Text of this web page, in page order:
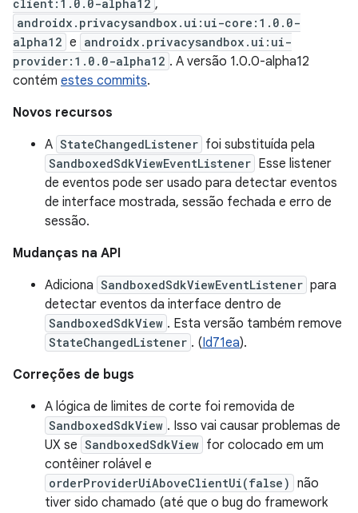
client:1.0.0-alpha12 ,
androidx.privacysandbox.ui:ui-core:1.0.0-
alpha12 e androidx.privacysandbox.ui:ui-
provider:1.0.0-alpha12 . A versão 1.0.0-alpha12
contém estes commits.
Novos recursos
A StateChangedListener foi substituída pela
SandboxedSdkViewEventListener Esse listener
de eventos pode ser usado para detectar eventos
de interface mostrada, sessão fechada e erro de
sessão.
Mudanças na API
Adiciona SandboxedSdkViewEventListener para
detectar eventos da interface dentro de
SandboxedSdkView . Esta versão também remove
StateChangedListener . (Id71ea).
Correções de bugs
A lógica de limites de corte foi removida de
SandboxedSdkView . Isso vai causar problemas de
UX se SandboxedSdkView for colocado em um
contêiner rolável e
orderProviderUiAboveClientUi(false) não
tiver sido chamado (até que o bug do framework